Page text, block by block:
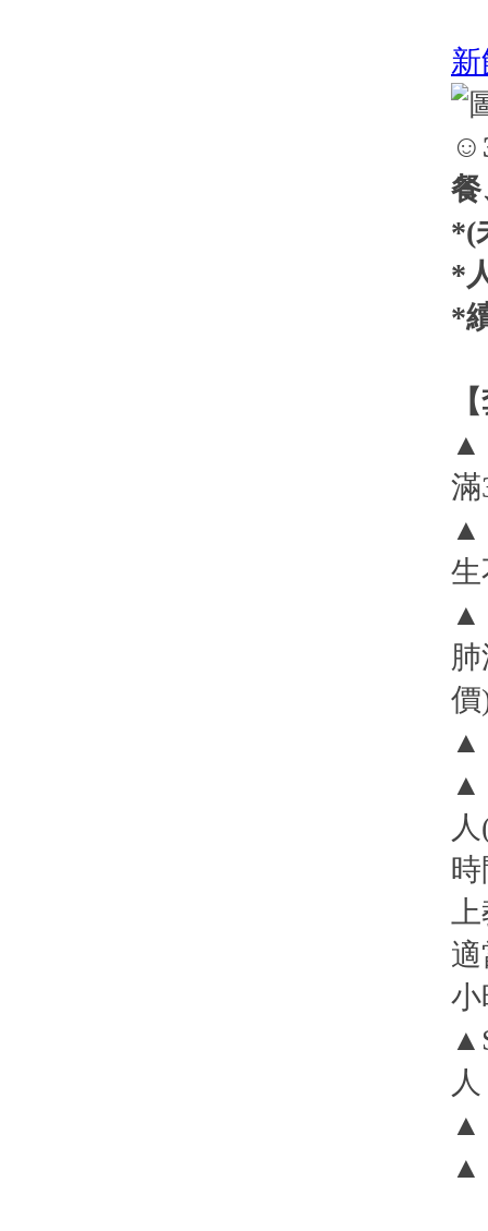
餐
*(
*
*
▲
滿
▲
生
▲
價
▲
▲
適
小
人
▲
▲